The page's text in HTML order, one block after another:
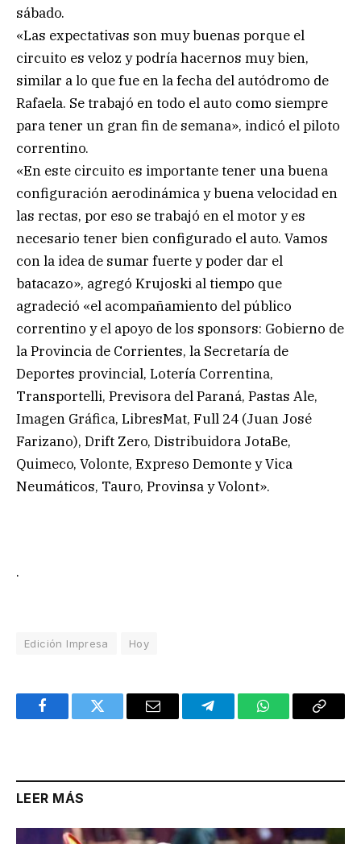
sábado.
«Las expectativas son muy buenas porque el
circuito es veloz y podría hacernos muy bien,
similar a lo que fue en la fecha del autódromo de
Rafaela. Se trabajó en todo el auto como siempre
para tener un gran fin de semana», indicó el piloto
correntino.
«En este circuito es importante tener una buena
configuración aerodinámica y buena velocidad en
las rectas, por eso se trabajó en el motor y es
necesario tener bien configurado el auto. Vamos
con la idea de sumar fuerte y poder dar el
batacazo», agregó Krujoski al tiempo que
agradeció «el acompañamiento del público
correntino y el apoyo de los sponsors: Gobierno de
la Provincia de Corrientes, la Secretaría de
Deportes provincial, Lotería Correntina,
Transportelli, Previsora del Paraná, Pastas Ale,
Imagen Gráfica, LibresMat, Full 24 (Juan José
Farizano), Drift Zero, Distribuidora JotaBe,
Quimeco, Volonte, Expreso Demonte y Vica
Neumáticos, Tauro, Provinsa y Volont».
.
Edición Impresa Hoy
FacebookTwitter Email TelegramWhatsAppCopy
LEER MÁS